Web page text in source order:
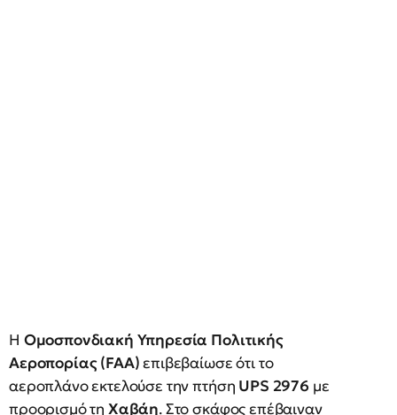
Η Ομοσπονδιακή Υπηρεσία Πολιτικής
Αεροπορίας (FAA)επιβεβαίωσε ότι το
αεροπλάνο εκτελούσε την πτήση UPS 2976 με
προορισμό τη Χαβάη. Στο σκάφος επέβαιναν